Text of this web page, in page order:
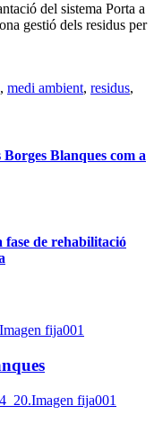
del sistema Porta a
gestió dels residus per
, medi ambient, residus,
Blanques com a
fase de rehabilitació